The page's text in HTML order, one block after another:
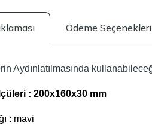
Ödeme Seçenekleri
Aydınlatılmasında
: 200x160x30 mm
: mavi